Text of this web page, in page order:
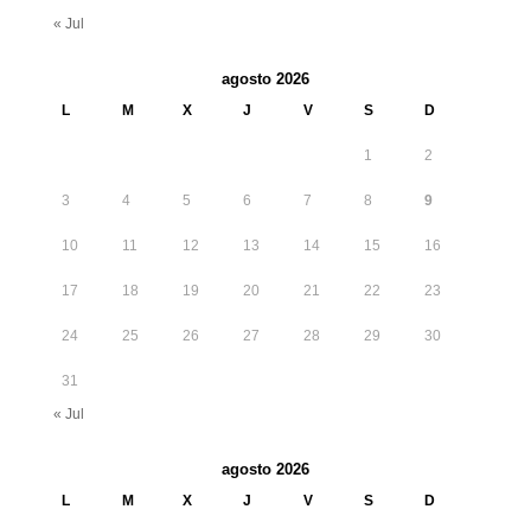
« Jul
agosto 2026
L M X J V S D
1 2
3 4 5 6 7 8 9
10 11 12 13 14 15 16
17 18 19 20 21 22 23
24 25 26 27 28 29 30
31
« Jul
agosto 2026
L M X J V S D